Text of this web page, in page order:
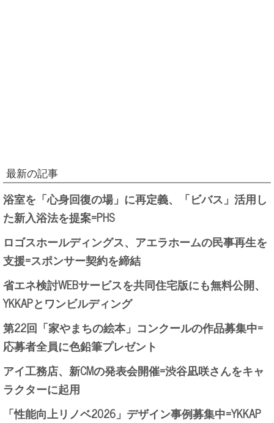
最新の記事
浴室を「心身回復の場」に再定義、「ビバス」活用し
た新入浴法を提案=PHS
ロゴスホールディングス、アエラホームの民事再生を
支援=スポンサー契約を締結
省エネ検討WEBサービスを共同住宅版にも無料公開、
YKKAPとワンビルディング
第22回「家やまちの絵本」コンクールの作品募集中=
応募者全員に色鉛筆プレゼント
アイ工務店、新CMの発表会開催=渋谷凪咲さんをキャ
ラクターに起用
「性能向上リノベ2026」デザイン事例募集中=YKKAP